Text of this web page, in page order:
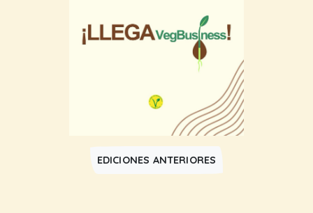
EDICIONES ANTERIORES